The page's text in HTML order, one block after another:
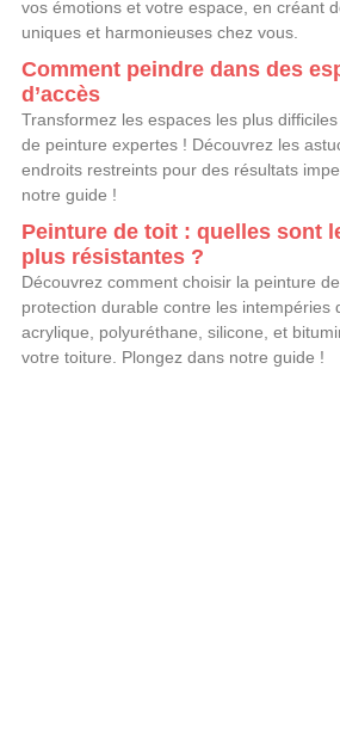
vos émotions et votre espace, en créant
uniques et harmonieuses chez vous.
Comment peindre dans des
d’accès
Transformez les espaces les plus
de peinture expertes ! Découvrez les
endroits restreints pour des résultats
notre guide !
Peinture de toit : quelles sont
plus résistantes ?
Découvrez comment choisir la peinture
protection durable contre les intempéries
acrylique, polyuréthane, silicone, et
votre toiture. Plongez dans notre guide !